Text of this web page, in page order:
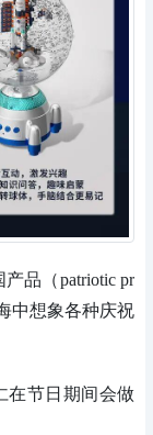
品（patriotic pr
中想象各种庆祝
在节日期间会做